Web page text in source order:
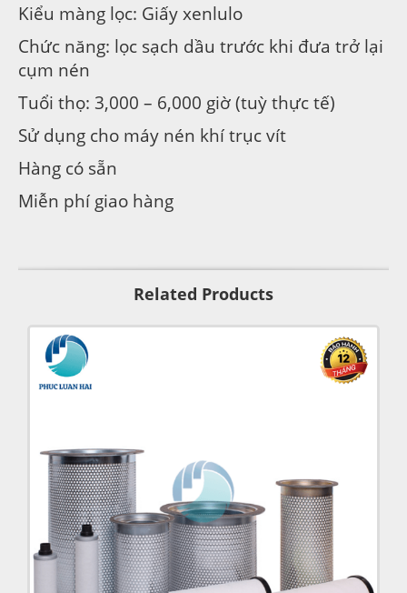
Kiểu màng lọc: Giấy xenlulo
Chức năng: lọc sạch dầu trước khi đưa trở lại
cụm nén
Tuổi thọ: 3,000 – 6,000 giờ (tuỳ thực tế)
Sử dụng cho máy nén khí trục vít
Hàng có sẵn
Miễn phí giao hàng
Related Products